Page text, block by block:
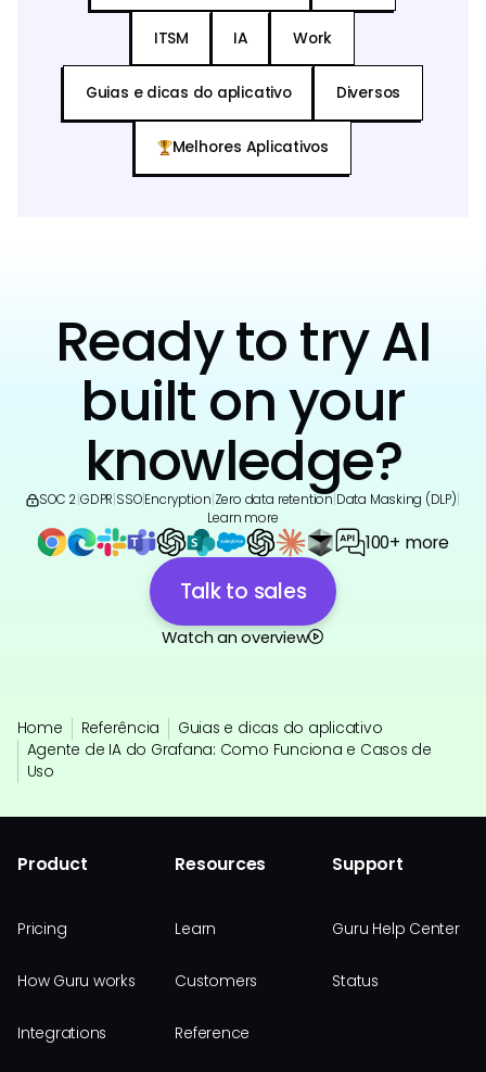
ITSM IA Work
Guias e dicas do aplicativo Diversos
Melhores Aplicativos
Ready to try AI
built on your
knowledge?
SOC 2 GDPR SSO|Encryption Zero data retention Data Masking (DLP)
Learn more
100+ more
Talk to sales
Watch an overview
Home Referência
Guias e dicas do aplicativo
Agente de IA do Grafana: Como Funciona e Casos de
Uso
Product
Pricing
How Guru works
Integrations
Resources
Learn
Customers
Reference
Support
Guru Help Center
Status